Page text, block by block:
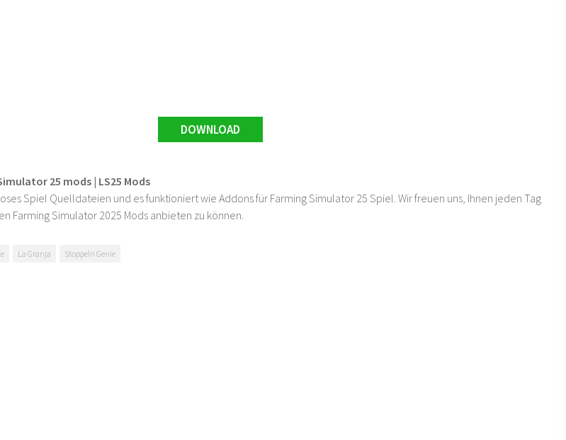
DOWNLOAD
25 mods | LS25 Mods
Spiel Quelldateien und es funktioniert wie Addons für Farming Simulator 25 Spiel. Wir freuen uns, Ihnen jeden Tag
Farming Simulator 2025 Mods anbieten zu können.
La Granja Stoppeln Genie